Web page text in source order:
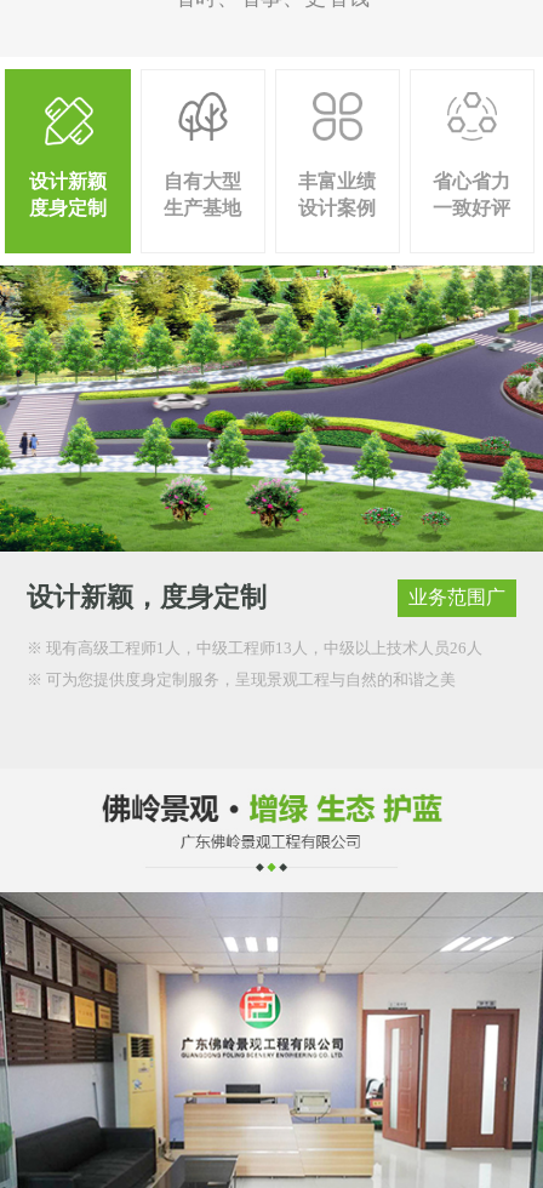
设计新颖
度身定制
自有大型
生产基地
丰富业绩
设计案例
省心省力
一致好评
设计新颖，度身定制 业务范围广
※ 现有高级工程师1人，中级工程师13人，中级以上技术人员26人
※ 可为您提供度身定制服务，呈现景观工程与自然的和谐之美